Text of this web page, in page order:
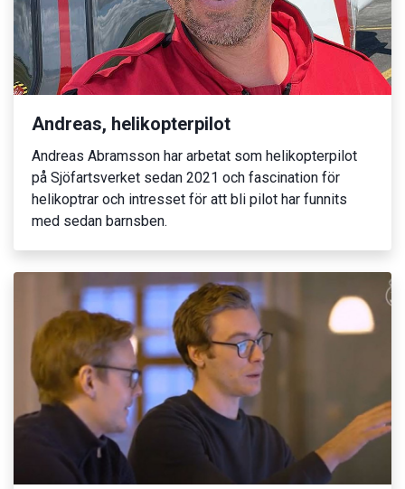
Andreas, helikopterpilot
Andreas Abramsson har arbetat som helikopterpilot
på Sjöfartsverket sedan 2021 och fascination för
helikoptrar och intresset för att bli pilot har funnits
med sedan barnsben.